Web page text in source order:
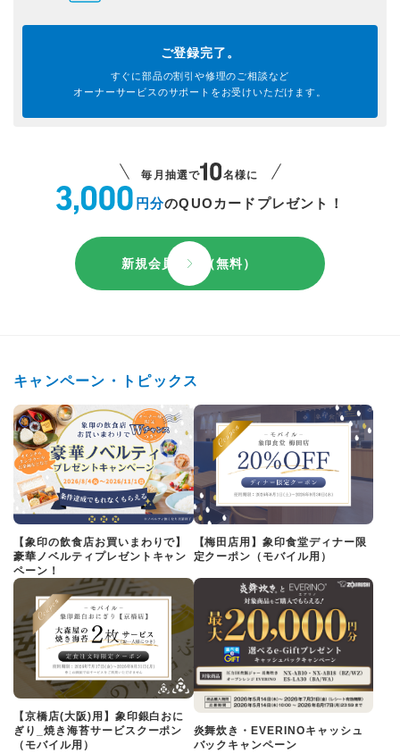
ご登録完了。
すぐに部品の割引や修理のご相談など
オーナーサービスのサポートを お受けいただけます。
毎月抽選で 名様に
円分のQUOカードプレゼント！
新規会員登録（無料）
キャンペーン・トピックス
【象印の飲食店お買いまわりで】
豪華ノベルティプレゼントキャン
ペーン！
【梅田店用】象印食堂ディナー限
定クーポン（モバイル用）
【京橋店(大阪)用】象印銀白おに
ぎり_焼き海苔サービスクーポン
（モバイル用）
炎舞炊き・EVERINOキャッシュ
バックキャンペーン